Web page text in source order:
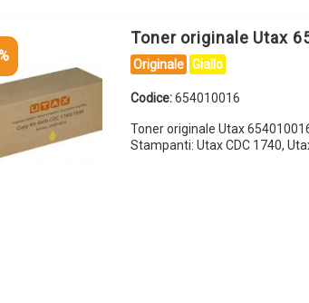
Toner originale Utax
Originale Giallo
Codice:654010016
Toner originale Utax
Stampanti: Utax CDC 1740,